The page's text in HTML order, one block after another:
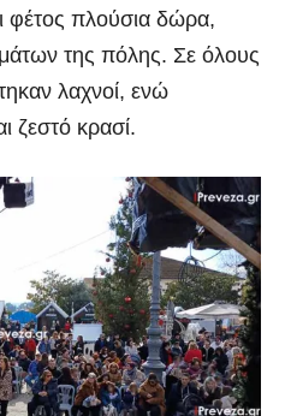
φέτος πλούσια δώρα,
της πόλης. Σε όλους
λαχνοί, ενώ
ζεστό κρασί.